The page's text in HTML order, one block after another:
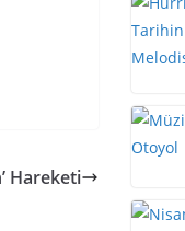
Hareketi